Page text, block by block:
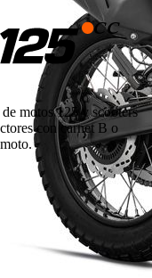
motos 125 y scooters
con carnet B o